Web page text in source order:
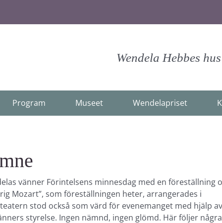
Wendela Hebbes
Program Museet Wendelapriset
vänner Förintelsens minnesdag med en föreställning
Mozart”, som föreställningen heter, arrangerades i
stod också som värd för evenemanget med hjälp av
styrelse. Ingen nämnd, ingen glömd. Här följer några